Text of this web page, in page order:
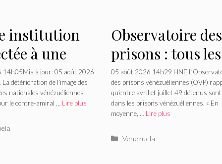
négocier une
transition
avec le
institution
à une
en
: la
dure d’un
amiral sur
14h05Mis à jour: 05 août 2026
détérioration de l’image des
nationales vénézuéliennes
le contre-amiral … Lire plus
Observatoire des
prisons : tous les
trois jours, un
prisonnier
au Venezuela à
négligence de
05 août 2026 14h29 HNE
des prisons vénézuéliennes (OVP)
qu’entre avril et juillet 49 détenus
dans les prisons vénézuéliennes. « En
moyenne, … Lire plus
Catégories
Venezuela